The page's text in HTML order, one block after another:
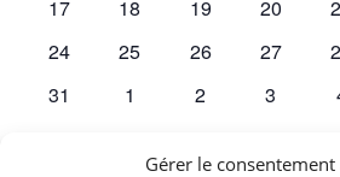
Gérer le consentement
0
17
0
18
0
19
0
20
0
0
24
0
25
0
26
0
27
0
0
31
0
1
0
2
0
3
Il n’y a pas d’évènements ce jour là.